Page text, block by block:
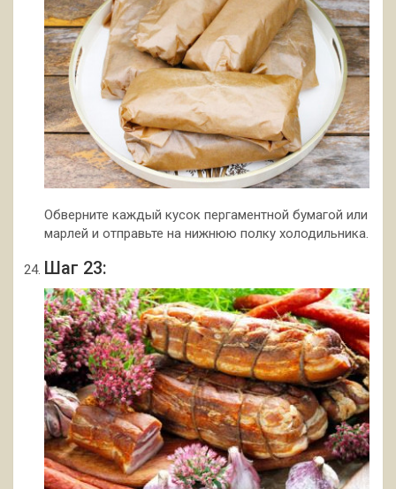
Обверните каждый кусок пергаментной бумагой или
марлей и отправьте на нижнюю полку холодильника.
Шаг 23: